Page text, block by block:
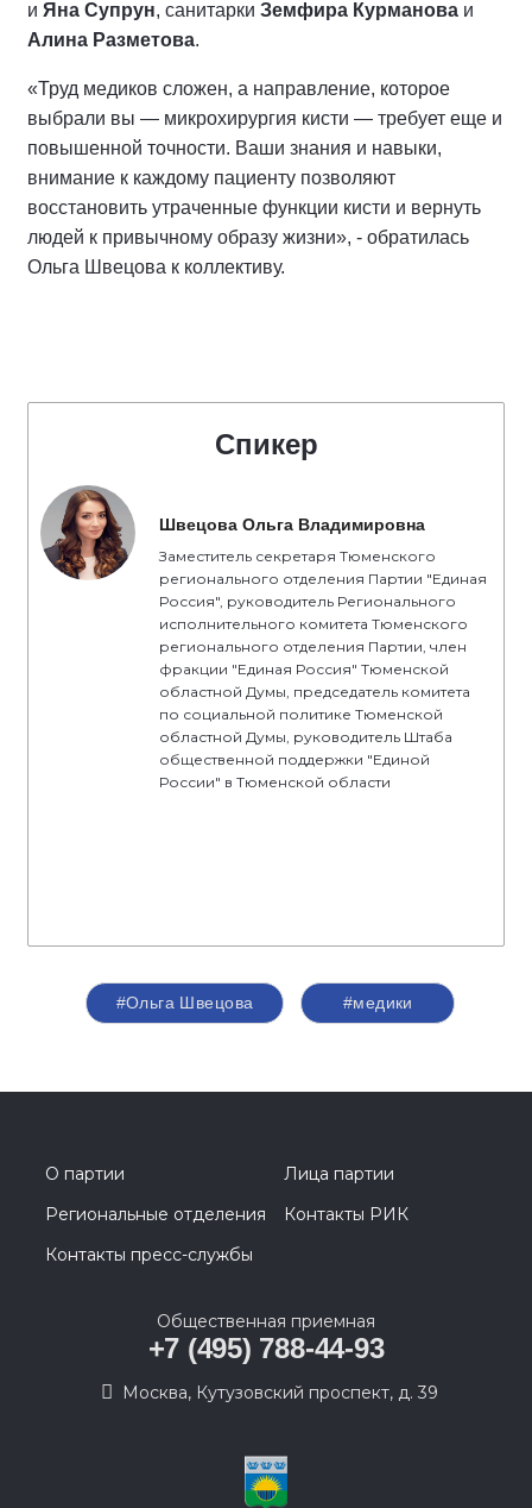
и Яна Супрун, санитарки Земфира Курманова и
Алина Разметова.
«Труд медиков сложен, а направление, которое
выбрали вы — микрохирургия кисти — требует еще и
повышенной точности. Ваши знания и навыки,
внимание к каждому пациенту позволяют
восстановить утраченные функции кисти и вернуть
людей к привычному образу жизни», - обратилась
Ольга Швецова к коллективу.
Спикер
Швецова Ольга Владимировна
Заместитель секретаря Тюменского
регионального отделения Партии "Единая
Россия", руководитель Регионального
исполнительного комитета Тюменского
регионального отделения Партии, член
фракции "Единая Россия" Тюменской
областной Думы, председатель комитета
по социальной политике Тюменской
областной Думы, руководитель Штаба
общественной поддержки "Единой
России" в Тюменской области
#Ольга Швецова #медики
О партии
Лица партии
Региональные отделения
Контакты РИК
Контакты пресс-службы
Общественная приемная
+7 (495) 788-44-93
Москва, Кутузовский проспект, д. 39